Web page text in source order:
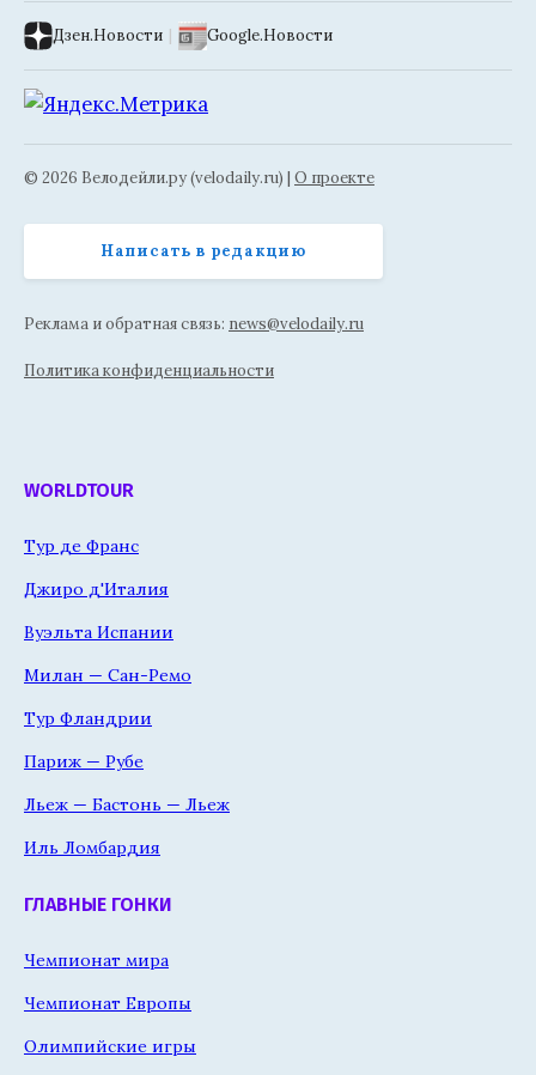
Дзен.Новости | Google.Новости
© 2026 Велодейли.ру (velodaily.ru) | О проекте
Написать в редакцию
Реклама и обратная связь: news@velodaily.ru
Политика конфиденциальности
WORLDTOUR
Тур де Франс
Джиро д'Италия
Вуэльта Испании
Милан — Сан-Ремо
Тур Фландрии
Париж — Рубе
Льеж — Бастонь — Льеж
Иль Ломбардия
ГЛАВНЫЕ ГОНКИ
Чемпионат мира
Чемпионат Европы
Олимпийские игры